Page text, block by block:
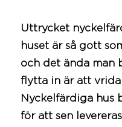
Uttrycket
huset är så gott
och det ända man
flytta in är att
Nyckelfärdiga hus
för att sen